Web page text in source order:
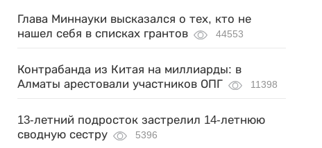
Глава Миннауки высказался о тех, кто не
нашел себя в списках грантов
44553
Контрабанда из Китая на миллиарды: в
Алматы арестовали участников ОПГ
11398
13-летний подросток застрелил 14-летнюю
сводную сестру
5396